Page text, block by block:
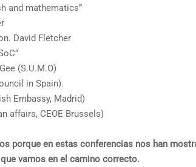
and mathematics”
David Fletcher
(S.U.M.O)
in Spain).
Embassy, Madrid)
affairs, CEOE Brussels)
porque en estas conferencias nos han
vamos en el camino correcto.